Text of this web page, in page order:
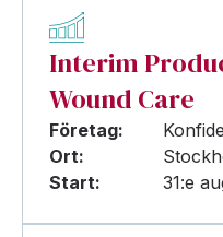
Interim
Wound Care
Företag:
Ort:
Start:
31:e